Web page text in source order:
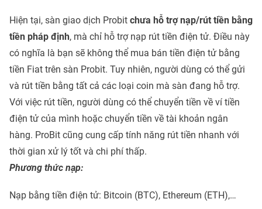
Hiện tại, sàn giao dịch Probit chưa hỗ trợ nạp/rút tiền bằng
tiền pháp định, mà chỉ hỗ trợ nạp rút tiền điện tử. Điều này
có nghĩa là bạn sẽ không thể mua bán tiền điện tử bằng
tiền Fiat trên sàn Probit. Tuy nhiên, người dùng có thể gửi
và rút tiền bằng tất cả các loại coin mà sàn đang hỗ trợ.
Với việc rút tiền, người dùng có thể chuyển tiền về ví tiền
điện tử của mình hoặc chuyển tiền về tài khoản ngân
hàng. ProBit cũng cung cấp tính năng rút tiền nhanh với
thời gian xử lý tốt và chi phí thấp.
Phương thức nạp:
Nạp bằng tiền điện tử: Bitcoin (BTC), Ethereum (ETH),…